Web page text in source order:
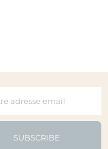
SUBSCRIBE